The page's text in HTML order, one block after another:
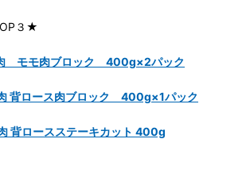
３★
モモ肉ブロック 400g×2パック
背ロース肉ブロック 400g×1パック
背ロースステーキカット 400g